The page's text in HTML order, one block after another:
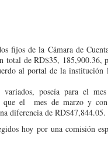
fijos de la Cámara de
total de RD$35, 185,900.36,
al portal de la
variados, poseía para el
que el mes de marzo y
diferencia de RD$47,844.05.
hoy por una comisión